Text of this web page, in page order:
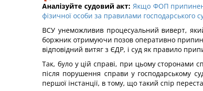
Аналізуйте судовий акт: Якщо ФОП припинено
фізичної особи за правилами господарського
ВСУ унеможливив процесуальний виверт,
боржник отримуючи позов оперативно
відповідний витяг з ЄДР, і суд як правило
Так, було у цій справі, при цьому сторонами
після порушення справи у господарському
першої інстанції, в тому, що такий спір